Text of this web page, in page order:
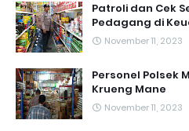
Patroli dan Cek
Pedagang di
November 11, 2023
Personel Polsek
Krueng Mane
November 11, 2023